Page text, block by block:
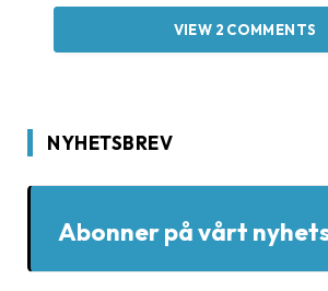
VIEW 2 COMMENTS
NYHETSBREV
Abonner på vårt